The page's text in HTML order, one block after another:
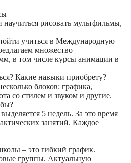
рисовать мультфильмы,
учиться в Международную
множество
в том числе курсы анимации в
Какие навыки приобрету?
блоков: графика,
со стилем и звуком и другие.
5 недель. За это время
занятий. Каждое
– это гибкий график.
группы. Актуальную